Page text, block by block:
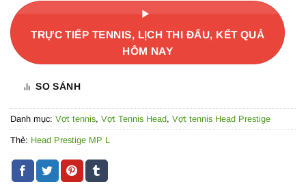
TRỰC TIẾP TENNIS, LỊCH THI ĐẤU, KẾT QUẢ
HÔM NAY
SO SÁNH
Danh mục: Vợt tennis, Vợt Tennis Head, Vợt tennis Head Prestige
Thẻ: Head Prestige MP L